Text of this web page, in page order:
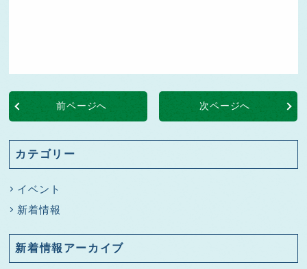
前ページへ 次ページへ
カテゴリー
イベント
新着情報
新着情報アーカイブ